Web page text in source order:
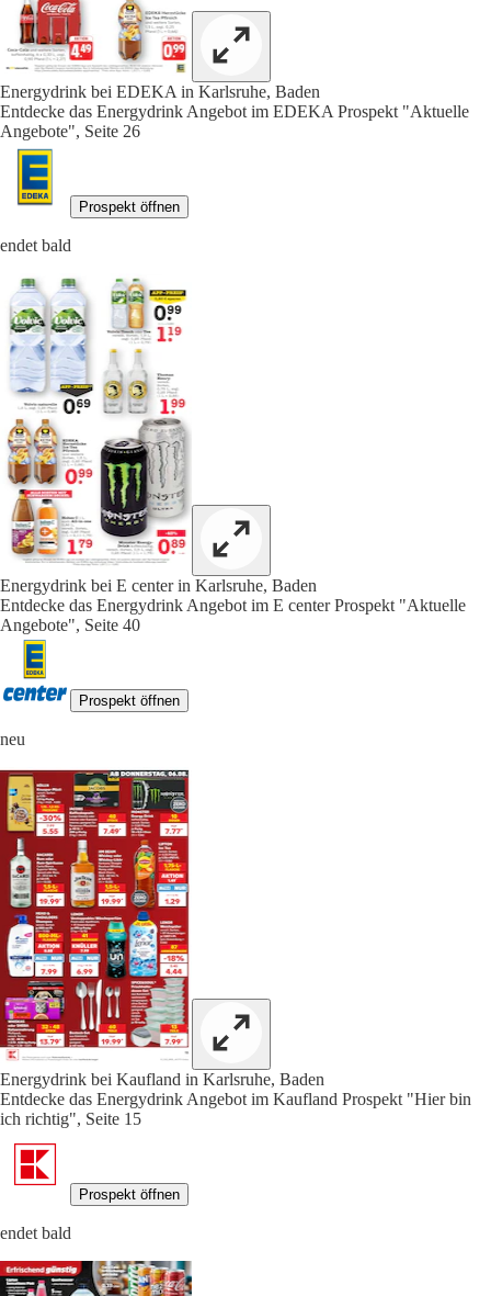
Energydrink bei EDEKA in Karlsruhe, Baden
Entdecke das Energydrink Angebot im EDEKA Prospekt "Aktuelle
Angebote", Seite 26
Prospekt öffnen
endet bald
Energydrink bei E center in Karlsruhe, Baden
Entdecke das Energydrink Angebot im E center Prospekt "Aktuelle
Angebote", Seite 40
Prospekt öffnen
neu
Energydrink bei Kaufland in Karlsruhe, Baden
Entdecke das Energydrink Angebot im Kaufland Prospekt "Hier bin
ich richtig", Seite 15
Prospekt öffnen
endet bald